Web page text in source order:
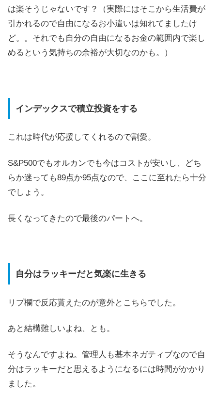
は楽そうじゃないです？（実際にはそこから生活費が
引かれるので自由になるお小遣いは知れてましたけ
ど。。それでも自分の自由になるお金の範囲内で楽し
めるという気持ちの余裕が大切なのかも。）
インデックスで積立投資をする
これは時代が応援してくれるので割愛。
S&P500でもオルカンでも今はコストが安いし、どち
らか迷っても89点か95点なので、ここに至れたら十分
でしょう。
長くなってきたので最後のパートへ。
自分はラッキーだと気楽に生きる
リプ欄で反応貰えたのが意外とこちらでした。
あと結構難しいよね、とも。
そうなんですよね。管理人も基本ネガティブなので自
分はラッキーだと思えるようになるには時間がかかり
ました。